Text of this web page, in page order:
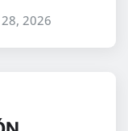
28, 2026